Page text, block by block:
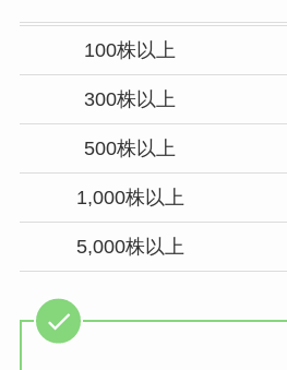
100株以上
300株以上
500株以上
1,000株以上
5,000株以上